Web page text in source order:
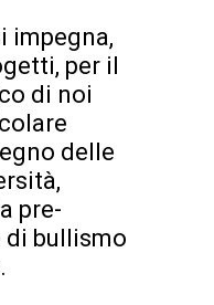
impegna,
per il
di noi
delle
pre-
bullismo